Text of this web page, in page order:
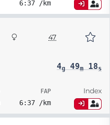
6:37 /km
47
4g49m18s
FAP
6:37 /km
Index